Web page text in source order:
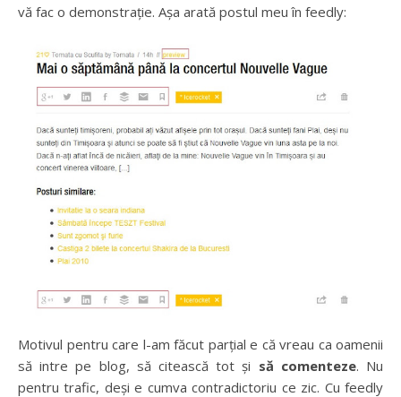
vă fac o demonstrație. Așa arată postul meu în feedly:
Motivul pentru care l-am făcut parțial e că vreau ca oamenii
să intre pe blog, să citească tot și să comenteze. Nu
pentru trafic, deși e cumva contradictoriu ce zic. Cu feedly